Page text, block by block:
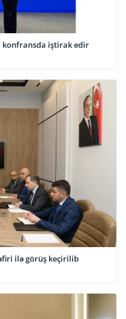
konfransda iştirak edir
ilə görüş keçirilib